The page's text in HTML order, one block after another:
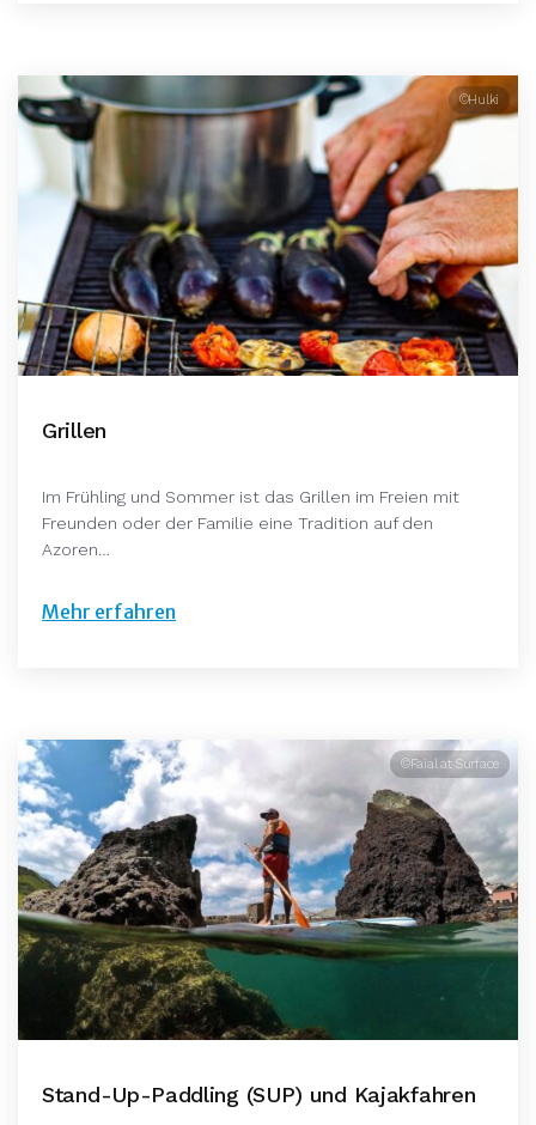
©Hulki
Grillen
Im Frühling und Sommer ist das Grillen im Freien mit
Freunden oder der Familie eine Tradition auf den
Azoren…
Mehr erfahren
©Faial at Surface
Stand-Up-Paddling (SUP) und Kajakfahren